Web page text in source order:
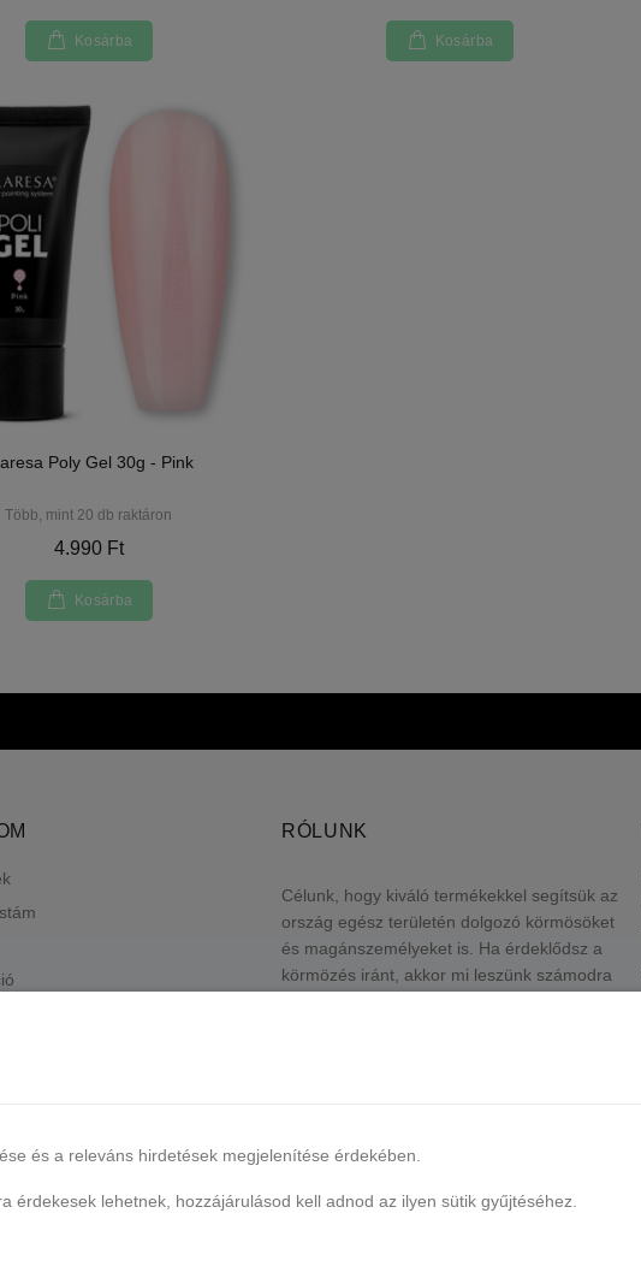
Kosárba Kosárba
Poly Gel 30g - Pink
Több, mint 20 db raktáron
4.990 Ft
Kosárba
RÓLUNK
Célunk, hogy kiváló termékekkel segítsük az
ország egész területén dolgozó körmösöket
és magánszemélyeket is. Ha érdeklődsz a
körmözés iránt, akkor mi leszünk számodra
webshopunk és vásárlóink közt fogunk
és a releváns hirdetések megjelenítése érdekében.
érdekesek lehetnek, hozzájárulásod kell adnod az ilyen sütik gyűjtéséhez.